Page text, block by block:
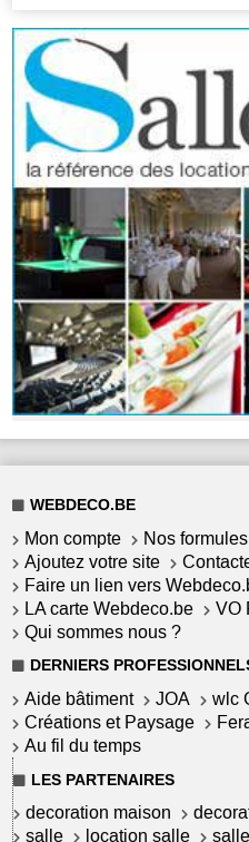
WEBDECO.BE
Mon compte
Nos
Ajoutez votre site
Faire un lien vers
LA carte Webdeco.be
VO
Qui sommes nous ?
DERNIERS
Aide bâtiment JOA wlc
Créations et Paysage
Au fil du temps
LES PARTENAIRES
decoration maison
salle
location salle